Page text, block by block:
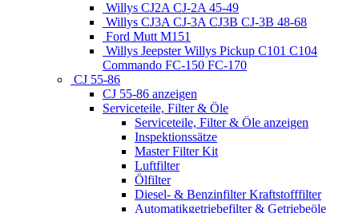
Willys CJ2A CJ-2A 45-49
Willys CJ3A CJ-3A CJ3B CJ-3B 48-68
Ford Mutt M151
Willys Jeepster Willys Pickup C101 C104
Commando FC-150 FC-170
CJ 55-86
CJ 55-86 anzeigen
Serviceteile, Filter & Öle
Serviceteile, Filter & Öle anzeigen
Inspektionssätze
Master Filter Kit
Luftfilter
Ölfilter
Diesel- & Benzinfilter Kraftstofffilter
Automatikgetriebefilter & Getriebeöle